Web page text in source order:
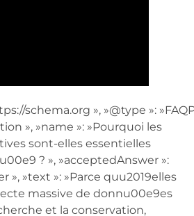
schema.org », »@type »:
», »name »: »Pourquoi les
sont-elles essentielles
? », »acceptedAnswer »:
», »text »: »Parce quu2019elles
massive de donnu00e9es
et la conservation,